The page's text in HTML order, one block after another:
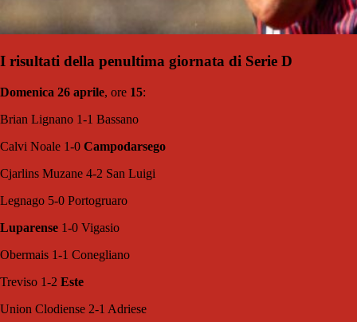
I risultati della penultima giornata di Serie D
Domenica 26 aprile, ore 15:
Brian Lignano 1-1 Bassano
Calvi Noale 1-0 Campodarsego
Cjarlins Muzane 4-2 San Luigi
Legnago 5-0 Portogruaro
Luparense 1-0 Vigasio
Obermais 1-1 Conegliano
Treviso 1-2 Este
Union Clodiense 2-1 Adriese